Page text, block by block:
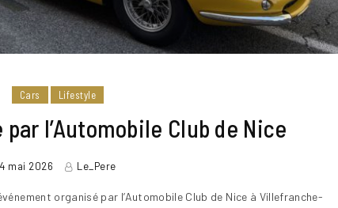
Cars Lifestyle
l’Automobile Club de Nice
4 mai 2026 Le_Pere
organisé par l’Automobile Club de Nice à Villefranche-